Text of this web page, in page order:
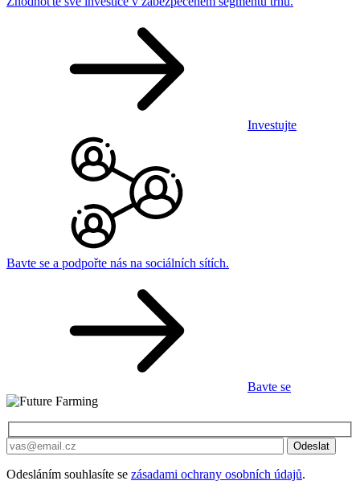
Investujte
Bavte se a podpořte nás na sociálních sítích.
Bavte se
Odesláním souhlasíte se zásadami ochrany osobních údajů.